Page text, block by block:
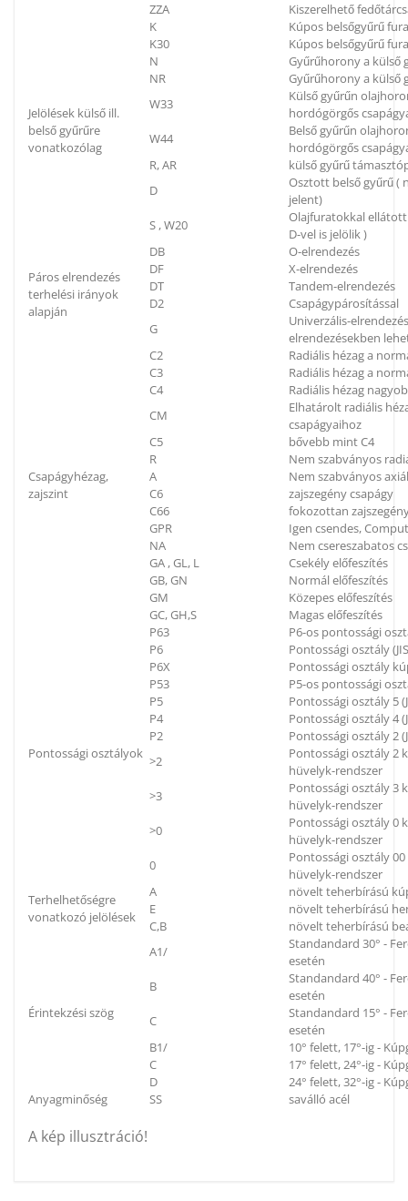
ZZA
Kiszerelhető
Jelölések külső ill.
belső gyűrűre
vonatkozólag
K
Kúpos belsőgyűrű
K30
Kúpos belsőgyűrű
N
Gyűrűhorony a külső
NR
Gyűrűhorony a külső
W33
Külső gyűrűn
hordógörgős
W44
Belső gyűrűn
hordógörgős
R, AR
külső gyűrű
D
Osztott belső gyűrű (
jelent)
S , W20
Olajfuratokkal
D-vel is jelölik )
Páros elrendezés
terhelési irányok
alapján
DB
O-elrendezés
DF
X-elrendezés
DT
Tandem-elrendezés
D2
Csapágypárosítással
G
Univerzális-
elrendezésekben
Csapágyhézag,
zajszint
C2
Radiális hézag a
C3
Radiális hézag a
C4
Radiális hézag
CM
Elhatárolt radiális
csapágyaihoz
C5
bővebb mint C4
R
Nem szabványos
A
Nem szabványos
C6
zajszegény csapágy
C66
fokozottan
GPR
Igen csendes,
NA
Nem csereszabatos
GA , GL, L
Csekély előfeszítés
GB, GN
Normál előfeszítés
GM
Közepes előfeszítés
GC, GH,S
Magas előfeszítés
Pontossági osztályok
P63
P6-os pontossági
P6
Pontossági osztály
P6X
Pontossági osztály
P53
P5-os pontossági
P5
Pontossági osztály 5
P4
Pontossági osztály 4
P2
Pontossági osztály 2
>2
Pontossági osztály 2
hüvelyk-rendszer
>3
Pontossági osztály 3
hüvelyk-rendszer
>0
Pontossági osztály 0
hüvelyk-rendszer
0
Pontossági osztály
hüvelyk-rendszer
Terhelhetőségre
vonatkozó jelölések
A
növelt teherbírású
E
növelt teherbírású
C,B
növelt teherbírású
Érintekzési szög
A1/
Standandard 30° -
esetén
B
Standandard 40° -
esetén
C
Standandard 15° -
esetén
B1/
10° felett, 17°-ig -
C
17° felett, 24°-ig -
D
24° felett, 32°-ig -
Anyagminőség
SS saválló acél
A kép illusztráció!